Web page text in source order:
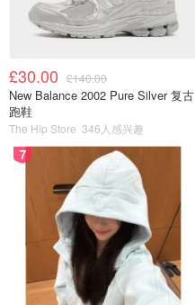
£30.00 £140.00
New Balance 2002 Pure Silver 复古
跑鞋
The Hip Store 346人感兴趣
7